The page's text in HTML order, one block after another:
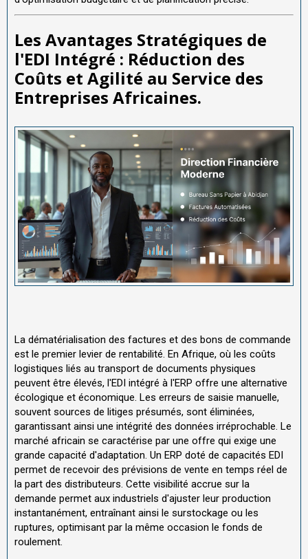
Les Avantages Stratégiques de
l'EDI Intégré : Réduction des
Coûts et Agilité au Service des
Entreprises Africaines.
La dématérialisation des factures et des bons de commande
est le premier levier de rentabilité. En Afrique, où les coûts
logistiques liés au transport de documents physiques
peuvent être élevés, l'EDI intégré à l'ERP offre une alternative
écologique et économique. Les erreurs de saisie manuelle,
souvent sources de litiges présumés, sont éliminées,
garantissant ainsi une intégrité des données irréprochable. Le
marché africain se caractérise par une offre qui exige une
grande capacité d'adaptation. Un ERP doté de capacités EDI
permet de recevoir des prévisions de vente en temps réel de
la part des distributeurs. Cette visibilité accrue sur la
demande permet aux industriels d'ajuster leur production
instantanément, entraînant ainsi le surstockage ou les
ruptures, optimisant par la même occasion le fonds de
roulement.